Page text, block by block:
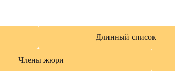
Длинный список
Члены жюри